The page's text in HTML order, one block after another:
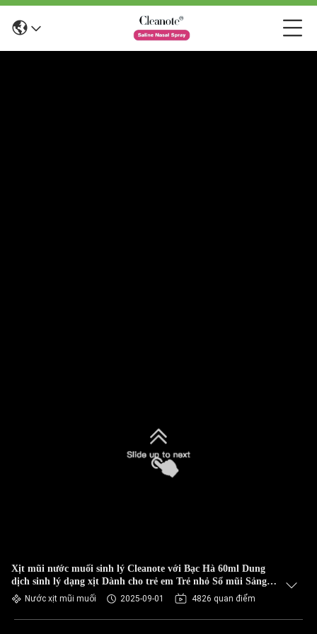
Xịt mũi nước muối sinh lý Cleanote với Bạc Hà 60ml Dung
dịch sinh lý dạng xịt Dành cho trẻ em Trẻ nhỏ Sổ mũi Sảng
khoái Dịu nhẹ
Nước xịt mũi muối 2025-09-01 4826 quan điểm